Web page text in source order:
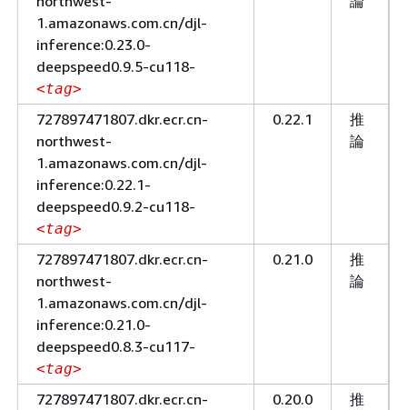
1.amazonaws.com.cn/djl-
inference:0.23.0-
deepspeed0.9.5-cu118-
<tag>
727897471807.dkr.ecr.cn-
northwest-
1.amazonaws.com.cn/djl-
inference:0.22.1-
deepspeed0.9.2-cu118-
<tag>
0.22.1
推
論
727897471807.dkr.ecr.cn-
northwest-
1.amazonaws.com.cn/djl-
inference:0.21.0-
deepspeed0.8.3-cu117-
<tag>
0.21.0
推
論
727897471807.dkr.ecr.cn-
0.20.0
推